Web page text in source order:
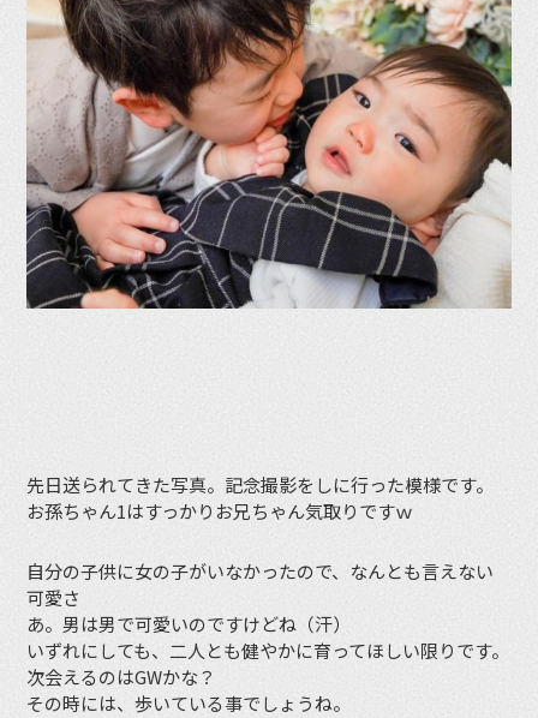
先日送られてきた写真。記念撮影をしに行った模様です。
お孫ちゃん1はすっかりお兄ちゃん気取りですｗ
自分の子供に女の子がいなかったので、なんとも言えない
可愛さ
あ。男は男で可愛いのですけどね（汗）
いずれにしても、二人とも健やかに育ってほしい限りです。
次会えるのはGWかな？
その時には、歩いている事でしょうね。